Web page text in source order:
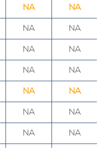
NA NA
NA NA
NA NA
NA NA
NA NA
NA NA
NA NA